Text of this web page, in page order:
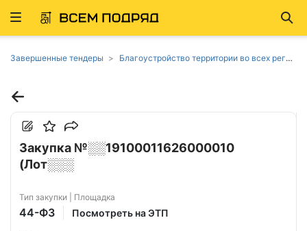
Развернуть
Завершенные тендеры Благоустройство территории во всех регионах
Закупка №░░19100011626000010
(Лот░░░
Тип закупки | Площадка
44-ФЗ Посмотреть на ЭТП